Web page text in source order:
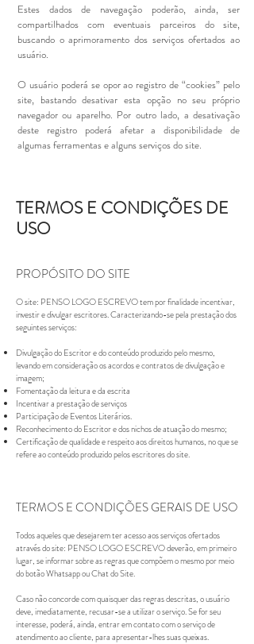
Estes dados de navegação poderão, ainda, ser
compartilhados com eventuais parceiros do site,
buscando o aprimoramento dos serviços ofertados ao
usuário.
O usuário poderá se opor ao registro de “cookies” pelo
site, bastando desativar esta opção no seu próprio
navegador ou aparelho. Por outro lado, a desativação
deste registro poderá afetar a disponibilidade de
algumas ferramentas e alguns serviços do site.
TERMOS E CONDIÇÕES DE
USO
PROPÓSITO DO SITE
O site: PENSO LOGO ESCREVO tem por finalidade incentivar,
investir e divulgar escritores. Caracterizando-se pela prestação dos
seguintes serviços:
Divulgação do Escritor e do conteúdo produzido pelo mesmo,
levando em consideração os acordos e contratos de divulgação e
imagem;
Fomentação da leitura e da escrita
Incentivar a prestação de serviços
Participação de Eventos Literários.
Reconhecimento do Escritor e dos nichos de atuação do mesmo;
Certificação de qualidade e respeito aos direitos humanos, no que se
refere ao conteúdo produzido pelos escritores do site.
TERMOS E CONDIÇÕES GERAIS DE USO
Todos aqueles que desejarem ter acesso aos serviços ofertados
através do site: PENSO LOGO ESCREVO deverão, em primeiro
lugar, se informar sobre as regras que compõem o mesmo por meio
do botão Whatsapp ou Chat do Site.
Caso não concorde com quaisquer das regras descritas, o usuário
deve, imediatamente, recusar-se a utilizar o serviço. Se for seu
interesse, poderá, ainda, entrar em contato com o serviço de
atendimento ao cliente, para apresentar-lhes suas queixas.